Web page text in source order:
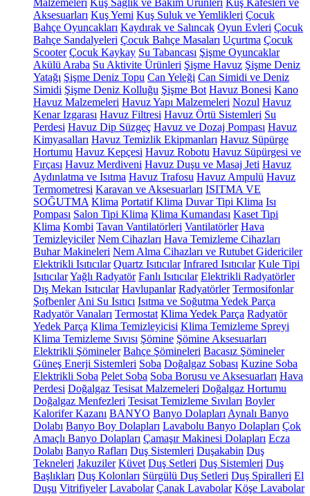
Malzemeleri Kuş Sağlık ve Bakım Ürünleri Kuş Kafesleri ve
Aksesuarları Kuş Yemi Kuş Suluk ve Yemlikleri Çocuk
Bahçe Oyuncakları Kaydırak ve Salıncak Oyun Evleri Çocuk
Bahçe Sandalyeleri Çocuk Bahçe Masaları Uçurtma Çocuk
Scooter Çocuk Kaykay Su Tabancası Şişme Oyuncaklar
Akülü Araba Su Aktivite Ürünleri Şişme Havuz Şişme Deniz
Yatağı Şişme Deniz Topu Can Yeleği Can Simidi ve Deniz
Simidi Şişme Deniz Kolluğu Şişme Bot Havuz Bonesi Kano
Havuz Malzemeleri Havuz Yapı Malzemeleri Nozul Havuz
Kenar Izgarası Havuz Filtresi Havuz Örtü Sistemleri Su
Perdesi Havuz Dip Süzgeç Havuz ve Dozaj Pompası Havuz
Kimyasalları Havuz Temizlik Ekipmanları Havuz Süpürge
Hortumu Havuz Kepçesi Havuz Robotu Havuz Süpürgesi ve
Fırçası Havuz Merdiveni Havuz Duşu ve Masaj Jeti Havuz
Aydınlatma ve Isıtma Havuz Trafosu Havuz Ampulü Havuz
Termometresi Karavan ve Aksesuarları ISITMA VE
SOĞUTMA Klima Portatif Klima Duvar Tipi Klima Isı
Pompası Salon Tipi Klima Klima Kumandası Kaset Tipi
Klima Kombi Tavan Vantilatörleri Vantilatörler Hava
Temizleyiciler Nem Cihazları Hava Temizleme Cihazları
Buhar Makineleri Nem Alma Cihazları ve Rutubet Gidericiler
Elektrikli Isıtıcılar Quartz Isıtıcılar Infrared Isıtıcılar Kule Tipi
IsıtıcılarYağlı Radyatör Fanlı Isıtıcılar Elektrikli Radyatörler
Dış Mekan Isıtıcılar Havlupanlar Radyatörler Termosifonlar
Şofbenler Ani Su Isıtıcı Isıtma ve Soğutma Yedek Parça
Radyatör Vanaları Termostat Klima Yedek Parça Radyatör
Yedek Parça Klima Temizleyicisi Klima Temizleme Spreyi
Klima Temizleme Sıvısı Şömine Şömine Aksesuarları
Elektrikli Şömineler Bahçe Şömineleri Bacasız Şömineler
Güneş Enerji Sistemleri Soba Doğalgaz Sobası Kuzine Soba
Elektrikli Soba Pelet Soba Soba Borusu ve Aksesuarları Hava
Perdesi Doğalgaz Tesisat Malzemeleri Doğalgaz Hortumu
Doğalgaz Menfezleri Tesisat Temizleme Sıvıları Boyler
Kalorifer Kazanı BANYO Banyo Dolapları Aynalı Banyo
Dolabı Banyo Boy Dolapları Lavabolu Banyo Dolapları Çok
Amaçlı Banyo Dolapları Çamaşır Makinesi Dolapları Ecza
Dolabı Banyo Rafları Duş Sistemleri Duşakabin Duş
Tekneleri Jakuziler Küvet Duş Setleri Duş Sistemleri Duş
Başlıkları Duş Kolonları Sürgülü Duş Setleri Duş Spiralleri El
Duşu Vitrifiyeler Lavabolar Çanak Lavabolar Köşe Lavabolar